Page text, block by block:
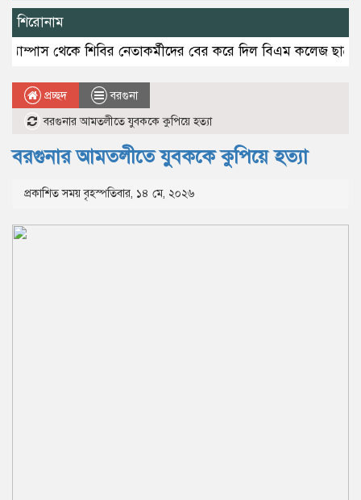
শিরোনাম
থেকে শিবির নেতাকর্মীদের বের করে দিল বিএম কলেজ ছাত্রদল
টং
প্রচ্ছদ
বরগুনা
বরগুনার আমতলীতে যুবককে কুপিয়ে হত্যা
বরগুনার আমতলীতে যুবককে কুপিয়ে হত্যা
প্রকাশিত সময় বৃহস্পতিবার, ১৪ মে, ২০২৬